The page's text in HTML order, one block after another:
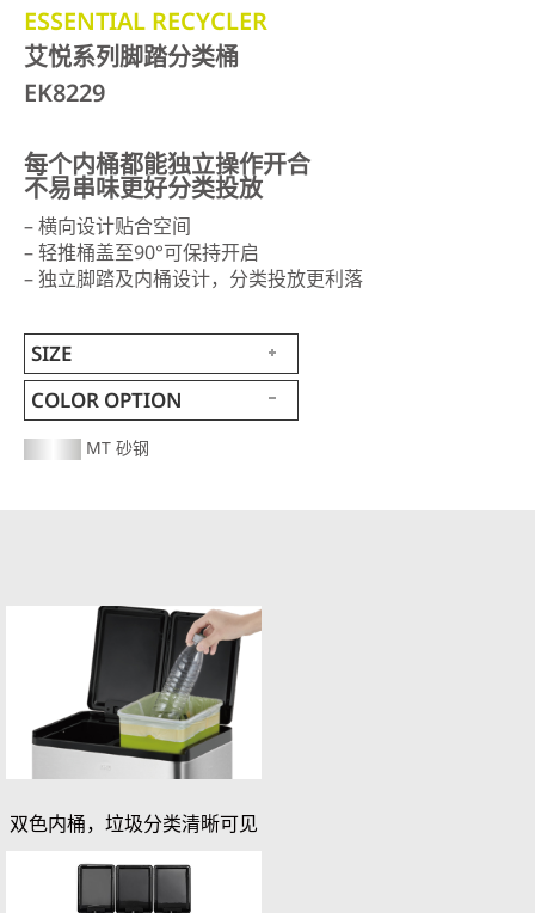
ESSENTIAL RECYCLER
艾悦系列脚踏分类桶
EK8229
每个内桶都能独立操作开合
不易串味更好分类投放
– 横向设计贴合空间
– 轻推桶盖至90°可保持开启
– 独立脚踏及内桶设计，分类投放更利落
SIZE
COLOR OPTION
MT 砂钢
双色内桶，垃圾分类清晰可见